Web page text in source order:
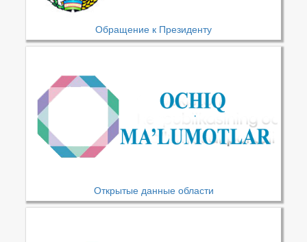
Обращение к Президенту
Открытые данные области